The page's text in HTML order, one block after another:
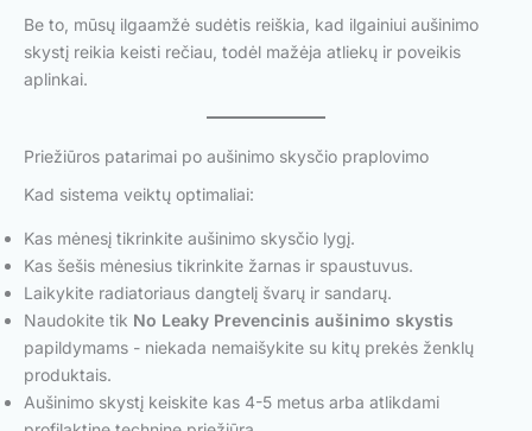
Be to, mūsų ilgaamžė sudėtis reiškia, kad ilgainiui aušinimo
skystį reikia keisti rečiau, todėl mažėja atliekų ir poveikis
aplinkai.
Priežiūros patarimai po aušinimo skysčio praplovimo
Kad sistema veiktų optimaliai:
Kas mėnesį tikrinkite aušinimo skysčio lygį.
Kas šešis mėnesius tikrinkite žarnas ir spaustuvus.
Laikykite radiatoriaus dangtelį švarų ir sandarų.
Naudokite tik No Leaky Prevencinis aušinimo skystis
papildymams - niekada nemaišykite su kitų prekės ženklų
produktais.
Aušinimo skystį keiskite kas 4-5 metus arba atlikdami